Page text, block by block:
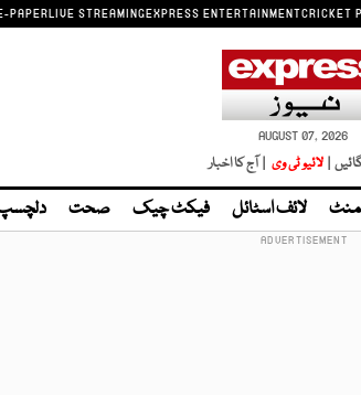
PAPERLIVE STREAMINGEXPRESS ENTERTAINMENTCRICKET
AUGUST 07, 2026
| لائیو ٹی وی | آج کا اخبار
لائف اسٹائل فیکٹ چیک صحت